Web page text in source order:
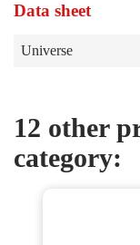
Data sheet
Universe
12 other
category: